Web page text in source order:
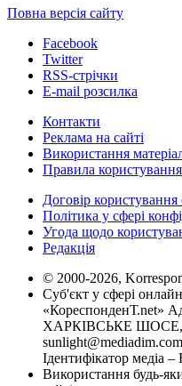
Повна версія сайту
Facebook
Twitter
RSS-стрічки
E-mail розсилка
Контакти
Реклама на сайті
Використання
Правила
Договір користування
Політика у сфері
Угода щодо
Редакція
© 2000-2026,
Суб'єкт у сфері
«КореспонденТ.net»
ХАРКІВСЬКЕ ШОСЕ,
Ідентифікатор медіа
Використання будь-